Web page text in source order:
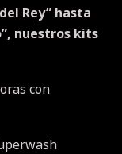
Rey” hasta
nuestros kits
con